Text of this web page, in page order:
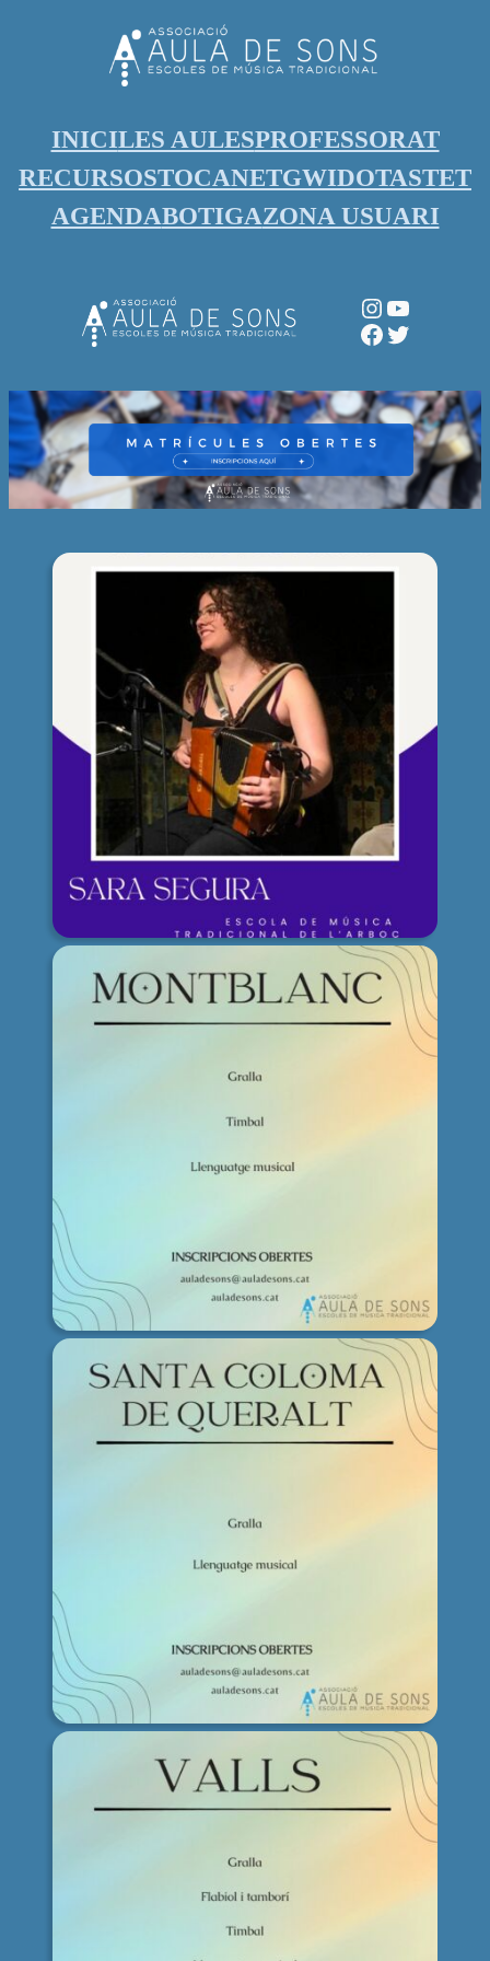
INICILES AULESPROFESSORAT
RECURSOSTOCANETGWIDOTASTET
AGENDABOTIGAZONA USUARI
Instagram
YouTube
Facebook
Twitter